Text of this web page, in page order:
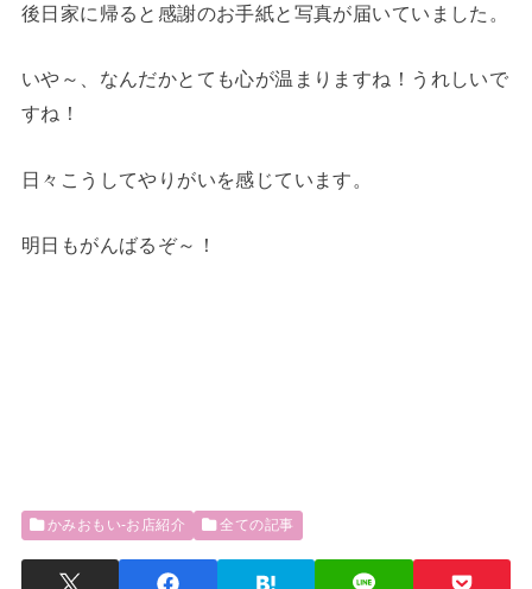
後日家に帰ると感謝のお手紙と写真が届いていました。
いや～、なんだかとても心が温まりますね！うれしいで
すね！
日々こうしてやりがいを感じています。
明日もがんばるぞ～！
かみおもい-お店紹介 全ての記事